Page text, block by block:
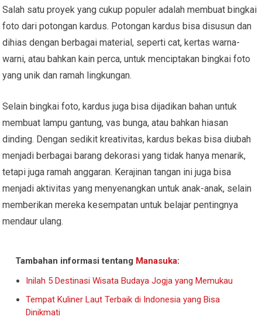
Salah satu proyek yang cukup populer adalah membuat bingkai
foto dari potongan kardus. Potongan kardus bisa disusun dan
dihias dengan berbagai material, seperti cat, kertas warna-
warni, atau bahkan kain perca, untuk menciptakan bingkai foto
yang unik dan ramah lingkungan.
Selain bingkai foto, kardus juga bisa dijadikan bahan untuk
membuat lampu gantung, vas bunga, atau bahkan hiasan
dinding. Dengan sedikit kreativitas, kardus bekas bisa diubah
menjadi berbagai barang dekorasi yang tidak hanya menarik,
tetapi juga ramah anggaran. Kerajinan tangan ini juga bisa
menjadi aktivitas yang menyenangkan untuk anak-anak, selain
memberikan mereka kesempatan untuk belajar pentingnya
mendaur ulang.
Tambahan informasi tentang Manasuka:
Inilah 5 Destinasi Wisata Budaya Jogja yang Memukau
Tempat Kuliner Laut Terbaik di Indonesia yang Bisa
Dinikmati